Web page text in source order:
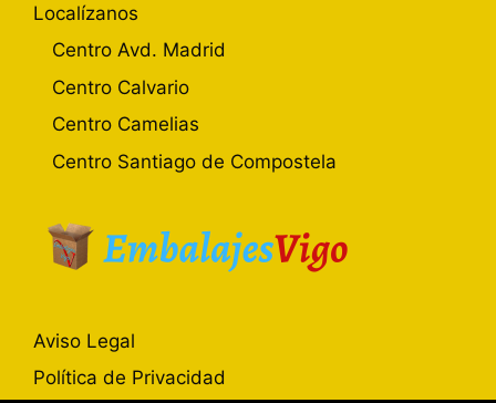
Localízanos
Centro Avd. Madrid
Centro Calvario
Centro Camelias
Centro Santiago de Compostela
Aviso Legal
Política de Privacidad